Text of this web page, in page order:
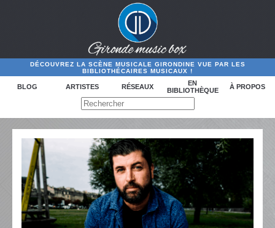
DÉCOUVREZ LA SCÈNE MUSICALE GIRONDINE VUE PAR LES
BIBLIOTHÉCAIRES MUSICAUX !
BLOG ARTISTES RÉSEAUX
EN
BIBLIOTHÈQUE
À PROPOS